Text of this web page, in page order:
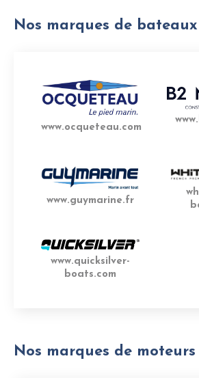
Nos marques de
www.ocqueteau.com
www.guymarine.fr
www.quicksilver-
boats.com
Nos marques de